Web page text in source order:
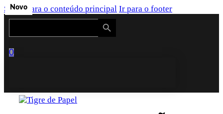
Saltar para o conteúdo principal Ir para o footer
Search
Search Button
0
Novo
Novo
Novo
Novo
Novo
Novo